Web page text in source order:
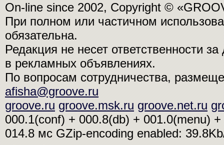
On-line since 2002, Copyright ©
При полном или частичном
обязательна.
Редакция не несет ответственности
в рекламных объявлениях.
По вопросам сотрудничества,
afisha@groove.ru
groove.ru groove.msk.ru groove.net.ru
000.1(conf) + 000.8(db) + 001.0(menu)
014.8 мсGZip-encoding enabled: